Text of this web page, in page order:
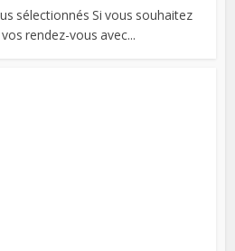
sélectionnés Si vous souhaitez
rendez-vous avec...